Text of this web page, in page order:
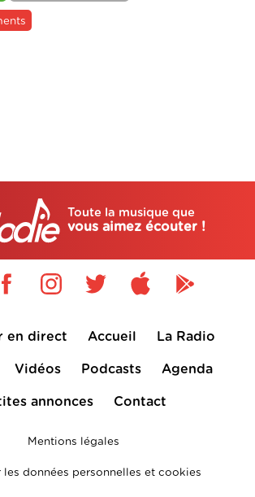
Toute la musique que
vous aimez écouter !
en direct Accueil La Radio
Vidéos Podcasts Agenda
annonces Contact
Mentions légales
les données personnelles et cookies